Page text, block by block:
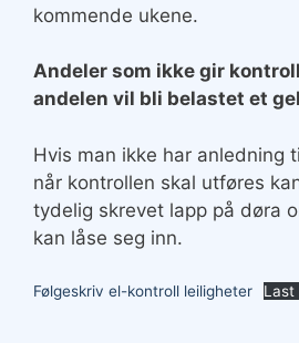
kommende ukene.
Andeler som ikke gir
andelen vil bli belastet et
Hvis man ikke har anledning
når kontrollen skal utføres
tydelig skrevet lapp på døra
kan låse seg inn.
Følgeskriv el-kontroll leiligheter Last